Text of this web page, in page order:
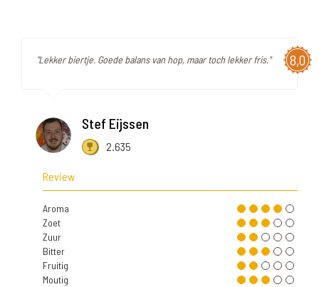
8,0
"Lekker biertje. Goede balans van hop, maar toch lekker fris."
Stef Eijssen
2.635
Review
Aroma
Zoet
Zuur
Bitter
Fruitig
Moutig